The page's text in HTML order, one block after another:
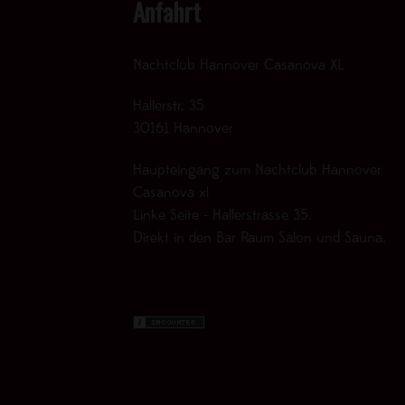
Anfahrt
Nachtclub Hannover Casanova XL
Hallerstr. 35
30161 Hannover
Haupteingang zum Nachtclub Hannover
Casanova xl
Linke Seite - Hallerstrasse 35.
Direkt in den Bar Raum Salon und Sauna.